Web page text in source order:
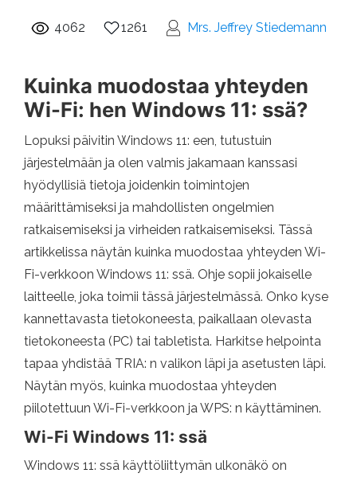
4062 1261 Mrs. Jeffrey Stiedemann
Kuinka muodostaa yhteyden
Wi-Fi: hen Windows 11: ssä?
Lopuksi päivitin Windows 11: een, tutustuin
järjestelmään ja olen valmis jakamaan kanssasi
hyödyllisiä tietoja joidenkin toimintojen
määrittämiseksi ja mahdollisten ongelmien
ratkaisemiseksi ja virheiden ratkaisemiseksi. Tässä
artikkelissa näytän kuinka muodostaa yhteyden Wi-
Fi-verkkoon Windows 11: ssä. Ohje sopii jokaiselle
laitteelle, joka toimii tässä järjestelmässä. Onko kyse
kannettavasta tietokoneesta, paikallaan olevasta
tietokoneesta (PC) tai tabletista. Harkitse helpointa
tapaa yhdistää TRIA: n valikon läpi ja asetusten läpi.
Näytän myös, kuinka muodostaa yhteyden
piilotettuun Wi-Fi-verkkoon ja WPS: n käyttäminen.
Wi-Fi Windows 11: ssä
Windows 11: ssä käyttöliittymän ulkonäkö on